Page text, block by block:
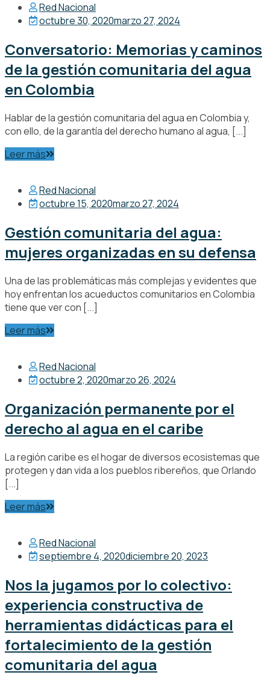
Red Nacional
octubre 30, 2020marzo 27, 2024
Conversatorio: Memorias y caminos
de la gestión comunitaria del agua
en Colombia
Hablar de la gestión comunitaria del agua en Colombia y,
con ello, de la garantía del derecho humano al agua, [...]
Leer más
Red Nacional
octubre 15, 2020marzo 27, 2024
Gestión comunitaria del agua:
mujeres organizadas en su defensa
Una de las problemáticas más complejas y evidentes que
hoy enfrentan los acueductos comunitarios en Colombia
tiene que ver con [...]
Leer más
Red Nacional
octubre 2, 2020marzo 26, 2024
Organización permanente por el
derecho al agua en el caribe
La región caribe es el hogar de diversos ecosistemas que
protegen y dan vida a los pueblos ribereños, que Orlando
[...]
Leer más
Red Nacional
septiembre 4, 2020diciembre 20, 2023
Nos la jugamos por lo colectivo:
experiencia constructiva de
herramientas didácticas para el
fortalecimiento de la gestión
comunitaria del agua